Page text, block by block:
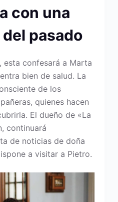
con una
pasado
esta confesará a Marta
bien de salud. La
de los
quienes hacen
El dueño de «La
continuará
de noticias de doña
a visitar a Pietro.